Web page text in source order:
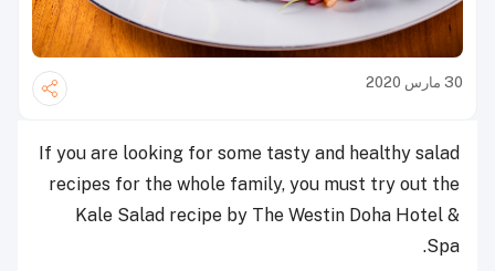
30 مارس 2020
If you are looking for some tasty and healthy salad
recipes for the whole family, you must try out the
Kale Salad recipe by The Westin Doha Hotel &
Spa.